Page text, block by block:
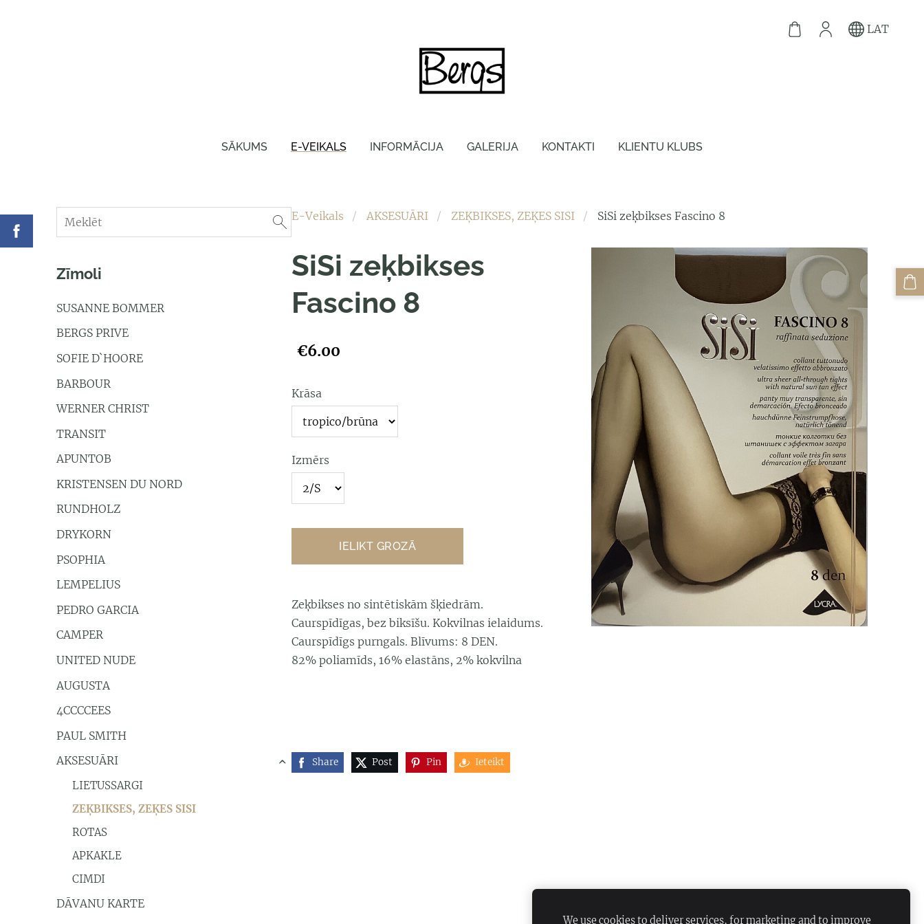
SĀKUMS E-VEIKALS INFORMĀCIJA GALERIJA KONTAKTI KLIENTU KLUBS
LAT
Zīmoli
SUSANNE BOMMER
BERGS PRIVE
SOFIE D`HOORE
BARBOUR
WERNER CHRIST
TRANSIT
APUNTOB
KRISTENSEN DU NORD
RUNDHOLZ
DRYKORN
PSOPHIA
LEMPELIUS
PEDRO GARCIA
CAMPER
UNITED NUDE
AUGUSTA
4CCCCEES
PAUL SMITH
AKSESUĀRI
LIETUSSARGI
ZEĶBIKSES, ZEĶES SISI
ROTAS
APKAKLE
CIMDI
›
DĀVANU KARTE
E-Veikals AKSESUĀRI ZEĶBIKSES, ZEĶES SISI SiSi zeķbikses Fascino 8
SiSi zeķbikses
Fascino 8
€6.00
Krāsa
Izmērs
IELIKT GROZĀ
Zeķbikses no sintētiskām šķiedrām.
Caurspīdīgas, bez biksīšu. Kokvilnas ielaidums.
Caurspīdīgs purngals. Blīvums: 8 DEN.
82% poliamīds, 16% elastāns, 2% kokvilna
Share Post Pin Ieteikt
We use cookies to deliver services, for marketing and to improve